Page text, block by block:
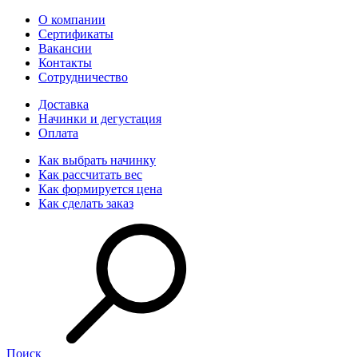
О компании
Сертификаты
Вакансии
Контакты
Сотрудничество
Доставка
Начинки и дегустация
Оплата
Как выбрать начинку
Как рассчитать вес
Как формируется цена
Как сделать заказ
Поиск